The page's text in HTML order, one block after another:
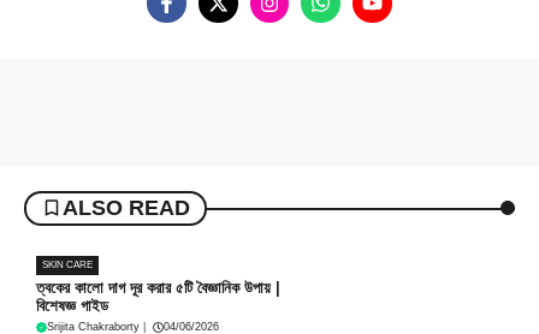
ALSO READ
SKIN CARE
ত্বকের কালো দাগ দূর করার ৫টি বৈজ্ঞানিক উপায় |
বিশেষজ্ঞ গাইড
Srijita Chakraborty 04/06/2026